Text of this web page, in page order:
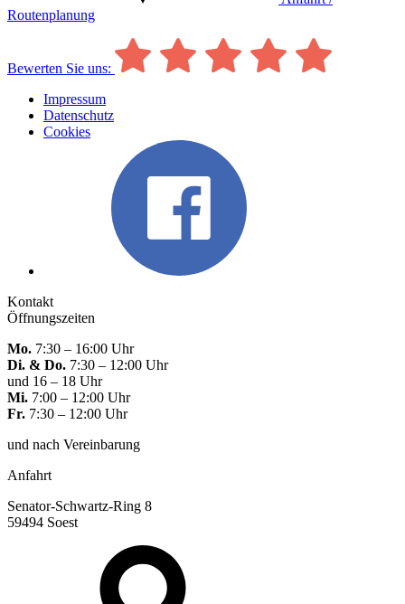
Routenplanung
Bewerten Sie uns:
Impressum
Datenschutz
Cookies
Kontakt
Öffnungszeiten
Mo. 7:30 – 16:00 Uhr
Di. & Do. 7:30 – 12:00 Uhr
und 16 – 18 Uhr
Mi. 7:00 – 12:00 Uhr
Fr. 7:30 – 12:00 Uhr
und nach Vereinbarung
Anfahrt
Senator-Schwartz-Ring 8
59494 Soest